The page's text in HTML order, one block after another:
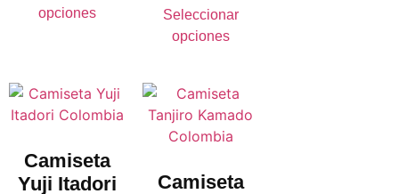
opciones
Seleccionar
opciones
Camiseta
Yuji Itadori
Camiseta